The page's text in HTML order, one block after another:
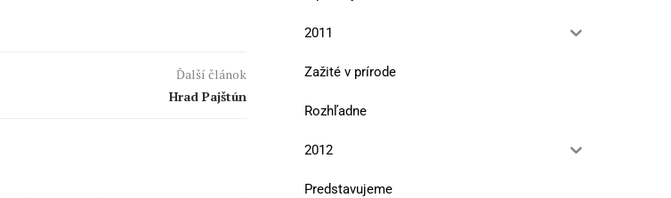
Ďalší článok
Hrad Pajštún
2011
Zažité v prírode
Rozhľadne
2012
Predstavujeme